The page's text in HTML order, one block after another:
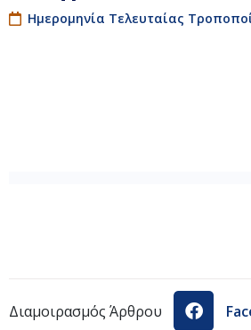
Ημερομηνία Τελευταίας
Διαμοιρασμός Άρθρου